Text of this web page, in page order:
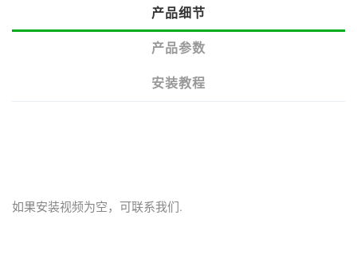
产品细节
产品参数
安装教程
如果安装视频为空，可联系我们.